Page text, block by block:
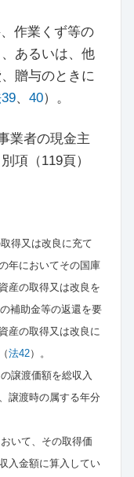
作業くず等の
あるいは、他
贈与のときに
、 40）。
業者の現金主
項（119頁）
得又は改良に充て
年においてその国庫
産の取得又は改良を
補助金等の返還を要
産の取得又は改良に
法42）。
譲渡価額を総収入
譲渡時の属する年分
いて、その取得価
入金額に算入してい